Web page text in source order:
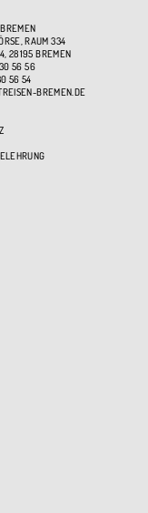
RAUM 334
28195 BREMEN
56 56
56 54
BREMEN.DE